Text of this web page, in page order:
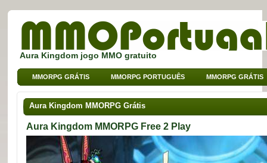
Aura Kingdom jogo MMO gratuito
MMORPG GRÁTIS MMORPG PORTUGUÊS MMORPG GRÁTIS
MMO DE BROWSER MMO PARA CRIANÇAS MMO DE SPORT
Aura Kingdom MMORPG Grátis
Aura Kingdom MMORPG Free 2 Play